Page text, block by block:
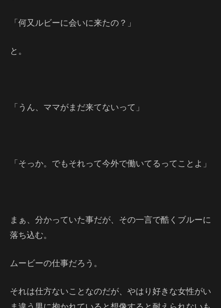
「何又ルビーに会いに来たの？」
と。
「うん、ママがまだ来てないって」
「そっか。でもそれって今外で働いてるってことよ」
まぁ、分かっていた事だが、その一言で酷くブルーに
落ち込む。
ムービーの仕事だろう。
それは仕方ないことなのだが、やはり好きな女性がい